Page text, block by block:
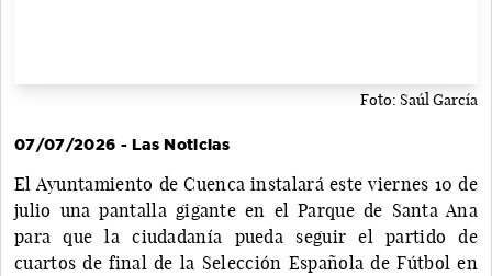
Foto: Saúl García
07/07/2026 - Las Noticias
El Ayuntamiento de Cuenca instalará este viernes 10 de
julio una pantalla gigante en el Parque de Santa Ana
para que la ciudadanía pueda seguir el partido de
cuartos de final de la Selección Española de Fútbol en